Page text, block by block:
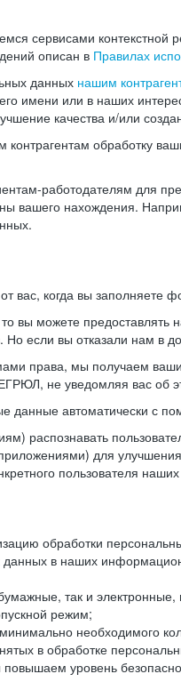
сервисами
описан в Правилах
данных нашим
имени или в наших
качества и/или
контрагентам обработку
работодателям для
вашего нахождения.
когда вы заполняете
вы можете
если вы отказали нам в
права, мы получаем
не уведомляя вас об
данные автоматически с
распознавать
для
пользователя
обработки
в наших
так и
режим;
необходимого
в обработке
уровень